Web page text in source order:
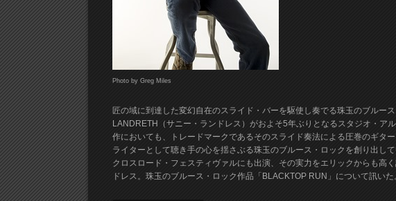
Photo by Greg Miles
匠の域に到達した変幻自在のスライド・バーを駆使し奏でる珠玉のブルー
LANDRETH（サニー・ランドレス）がおよそ5年ぶりとなるスタジオ・ア
作においても、トレードマークであるそのスライド奏法による圧巻のギタ
ライターとして聴き手の心を揺さぶる珠玉のブルース・ロックを創り出し
クロスロード・フェスティヴァルにも出演、その実力をエリックからも高
ドレス。珠玉のブルース・ロック作品「BLACKTOP RUN」について訊いた